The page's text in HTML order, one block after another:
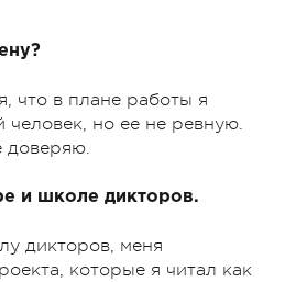
что в плане работы я
человек, но ее не ревную.
доверяю.
и школе дикторов.
дикторов, меня
которые я читал как